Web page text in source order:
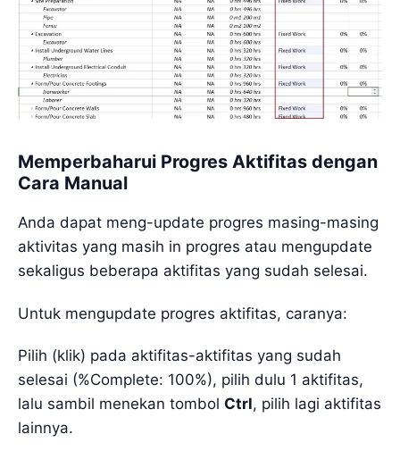
Memperbaharui Progres Aktifitas dengan
Cara Manual
Anda dapat meng-update progres masing-masing
aktivitas yang masih in progres atau mengupdate
sekaligus beberapa aktifitas yang sudah selesai.
Untuk mengupdate progres aktifitas, caranya:
Pilih (klik) pada aktifitas-aktifitas yang sudah
selesai (%Complete: 100%), pilih dulu 1 aktifitas,
lalu sambil menekan tombol Ctrl, pilih lagi aktifitas
lainnya.